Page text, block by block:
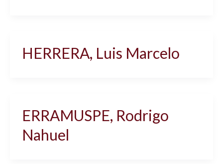
HERRERA, Luis Marcelo
ERRAMUSPE, Rodrigo
Nahuel